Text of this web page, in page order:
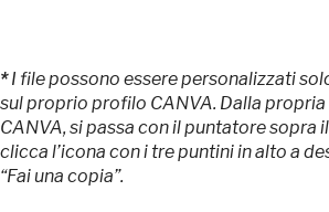
*I file possono essere personalizzati
sul proprio profilo CANVA. Dalla
CANVA, si passa con il puntatore sopra
clicca l’icona con i tre puntini in alto a
“Fai una copia”.
Fondazione nazionale senza scopo di lucro per la
dell'arte, della natura e del paesaggio
Riconosciuta con DPR 941 del 3.12.1975 - Iscritta